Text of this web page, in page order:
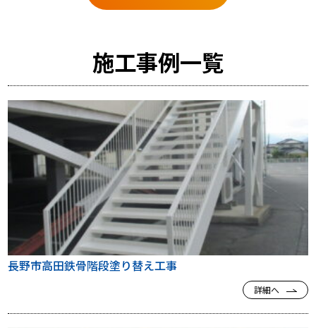
施工事例一覧
長野市高田鉄骨階段塗り替え工事
詳細へ